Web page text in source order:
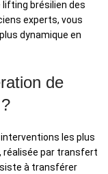
brésilien des
experts, vous
dynamique en
de
les plus
réalisée par transfert
à transférer